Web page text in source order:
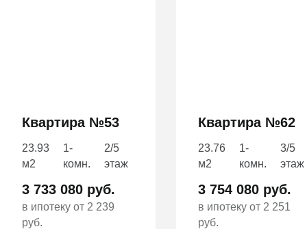
Квартира №53
23.93
м2
1-
комн.
2/5
этаж
3 733 080 руб.
в ипотеку от 2 239
руб.
Квартира №62
23.76
м2
1-
комн.
3/5
этаж
3 754 080 руб.
в ипотеку от 2 251
руб.